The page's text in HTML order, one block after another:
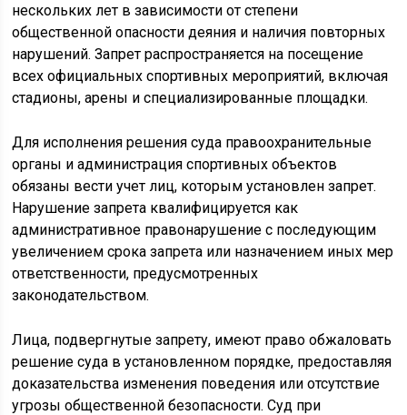
нескольких лет в зависимости от степени
общественной опасности деяния и наличия повторных
нарушений. Запрет распространяется на посещение
всех официальных спортивных мероприятий, включая
стадионы, арены и специализированные площадки.
Для исполнения решения суда правоохранительные
органы и администрация спортивных объектов
обязаны вести учет лиц, которым установлен запрет.
Нарушение запрета квалифицируется как
административное правонарушение с последующим
увеличением срока запрета или назначением иных мер
ответственности, предусмотренных
законодательством.
Лица, подвергнутые запрету, имеют право обжаловать
решение суда в установленном порядке, предоставляя
доказательства изменения поведения или отсутствие
угрозы общественной безопасности. Суд при